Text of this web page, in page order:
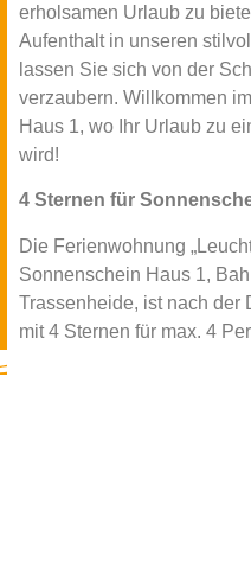
erholsamen Urlaub zu
Aufenthalt in unseren
lassen Sie sich von der
verzaubern. Willkommen
Haus 1, wo Ihr Urlaub zu
wird!
4 Sternen für
Die Ferienwohnung
Sonnenschein Haus 1,
Trassenheide, ist nach der
mit 4 Sternen für max. 4